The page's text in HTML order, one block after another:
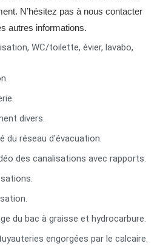
N’hésitez pas à nous contacter
autres informations.
WC/toilette, évier, lavabo,
divers.
du réseau d'évacuation.
des canalisations avec rapports.
du bac à graisse et hydrocarbure.
engorgées par le calcaire.